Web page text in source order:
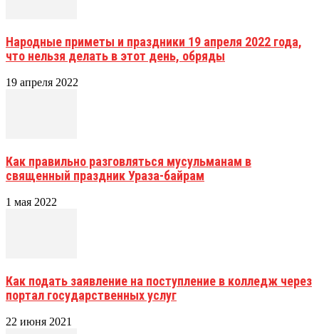
Народные приметы и праздники 19 апреля 2022 года,
что нельзя делать в этот день, обряды
19 апреля 2022
Как правильно разговляться мусульманам в
священный праздник Ураза-байрам
1 мая 2022
Как подать заявление на поступление в колледж через
портал государственных услуг
22 июня 2021